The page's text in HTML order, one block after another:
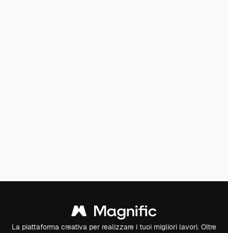
La piattaforma creativa per realizzare i tuoi migliori lavori. Oltre